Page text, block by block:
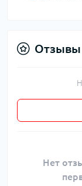
Отзывы
Нет